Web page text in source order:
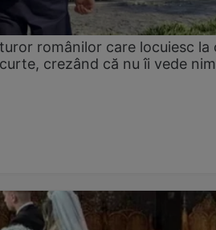
românilor care locuiesc la
crezând că nu îi vede